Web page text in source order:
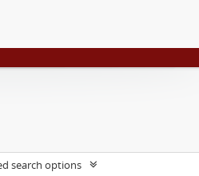
search options